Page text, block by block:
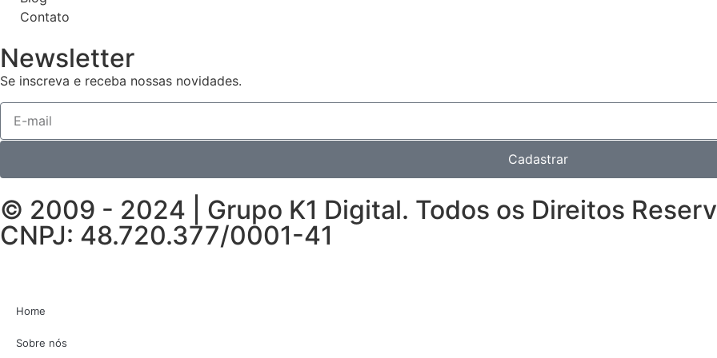
Contato
Newsletter
Se inscreva e receba nossas novidades.
Cadastrar
© 2009 - 2024 | Grupo K1 Digital. Todos os Direitos
CNPJ: 48.720.377/0001-41
Home
Sobre nós